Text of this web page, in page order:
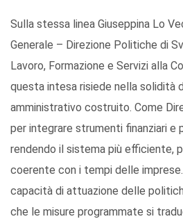
Sulla stessa linea Giuseppina Lo
Generale – Direzione Politiche di
Lavoro, Formazione e Servizi alla
questa intesa risiede nella solidità
amministrativo costruito. Come
per integrare strumenti finanziari e
rendendo il sistema più efficiente,
coerente con i tempi delle
capacità di attuazione delle
che le misure programmate si